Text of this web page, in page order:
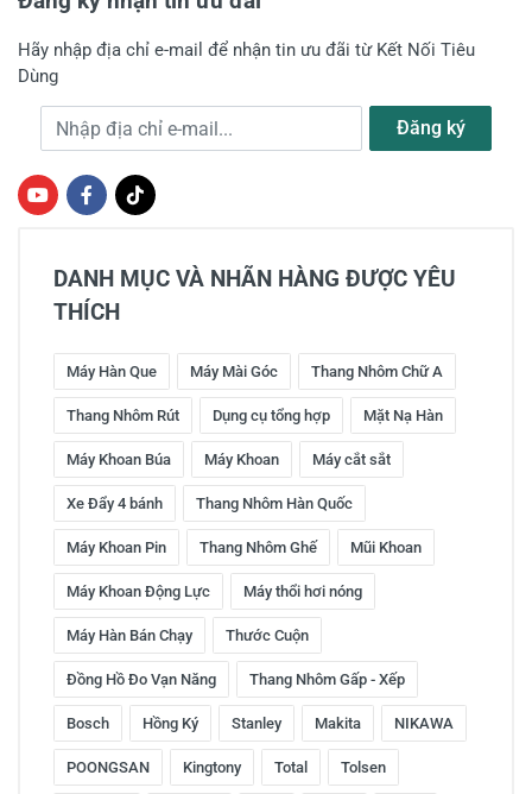
Hãy nhập địa chỉ e-mail để nhận tin ưu đãi từ Kết Nối Tiêu
Dùng
Địa chỉ e-mail Đăng ký
DANH MỤC VÀ NHÃN HÀNG ĐƯỢC YÊU
THÍCH
Máy Hàn Que Máy Mài Góc Thang Nhôm Chữ A
Thang Nhôm Rút Dụng cụ tổng hợp Mặt Nạ Hàn
Máy Khoan Búa Máy Khoan Máy cắt sắt
Xe Đẩy 4 bánh Thang Nhôm Hàn Quốc
Máy Khoan Pin Thang Nhôm Ghế Mũi Khoan
Máy Khoan Động Lực Máy thổi hơi nóng
Máy Hàn Bán Chạy Thước Cuộn
Đồng Hồ Đo Vạn Năng Thang Nhôm Gấp - Xếp
Bosch Hồng Ký Stanley Makita NIKAWA
POONGSAN Kingtony Total Tolsen